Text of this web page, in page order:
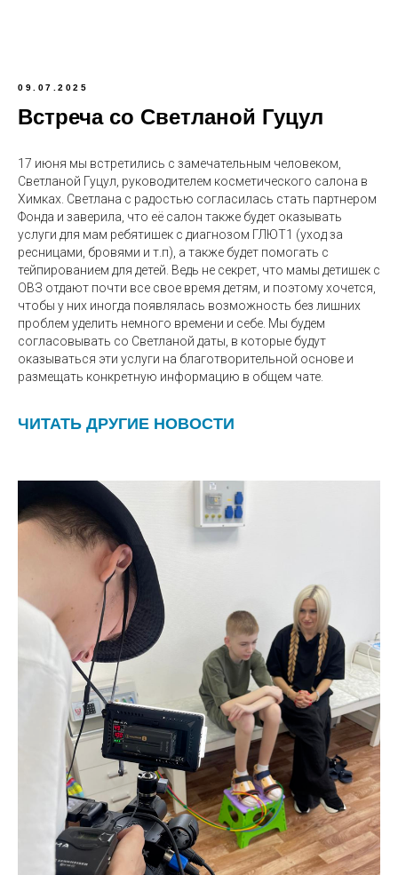
09.07.2025
Встреча со Светланой Гуцул
17 июня мы встретились с замечательным человеком,
Светланой Гуцул, руководителем косметического салона в
Химках. Светлана с радостью согласилась стать партнером
Фонда и заверила, что её салон также будет оказывать
услуги для мам ребятишек с диагнозом ГЛЮТ1 (уход за
ресницами, бровями и т.п), а также будет помогать с
тейпированием для детей. Ведь не секрет, что мамы детишек с
ОВЗ отдают почти все свое время детям, и поэтому хочется,
чтобы у них иногда появлялась возможность без лишних
проблем уделить немного времени и себе. Мы будем
согласовывать со Светланой даты, в которые будут
оказываться эти услуги на благотворительной основе и
размещать конкретную информацию в общем чате.
ЧИТАТЬ ДРУГИЕ НОВОСТИ
+7 (985) 977 75 57
О ФОНДЕ НОВОСТИ ДОКУМЕНТЫ
КОМУ ПОМОГАЕМ
КОМАНДА ДРУЗЬЯ ФОНДА
ПОМОЧЬ ФОНДУ
Мы в соцсетях:
КОНТАКТЫ